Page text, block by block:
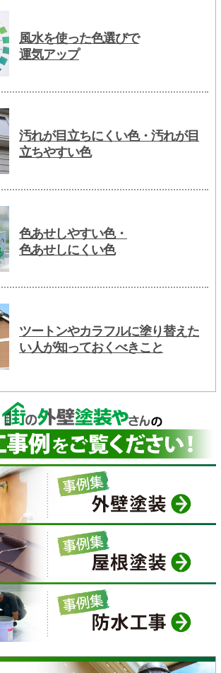
風水を使った色選びで
運気アップ
汚れが目立ちにくい色・汚れが目
立ちやすい色
色あせしやすい色・
色あせしにくい色
ツートンやカラフルに塗り替えた
い人が知っておくべきこと